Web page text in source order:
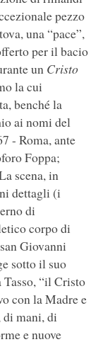
pezzo
una “pace”,
per il bacio
un Cristo
la cui
benché la
ai nomi del
- Roma, ante
Foppa;
scena, in
dettagli (i
di
corpo di
Giovanni
sotto il suo
“il Cristo
con la Madre e
mani, di
e nuove